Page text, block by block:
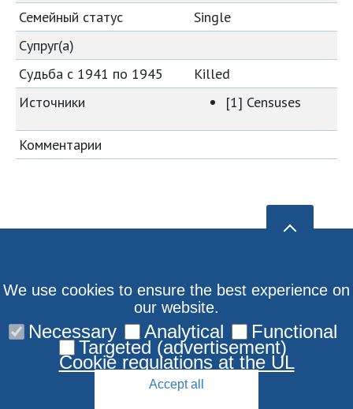
Семейный статус
Single
Супруг(а)
Судьба с 1941 по 1945
Killed
Источники
[1] Censuses
Комментарии
We use cookies to ensure the best experience on
our website.
Necessary Analytical Functional
Targeted (advertisement)
Cookie regulations at the UL
Accept all